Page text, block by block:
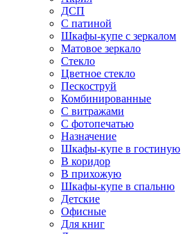
ДСП
С патиной
Шкафы-купе с зеркалом
Матовое зеркало
Стекло
Цветное стекло
Пескоструй
Комбинированные
С витражами
С фотопечатью
Назначение
Шкафы-купе в гостиную
В коридор
В прихожую
Шкафы-купе в спальню
Детские
Офисные
Для книг